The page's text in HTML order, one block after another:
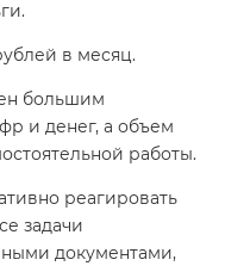
в месяц.
большим
и денег, а объем
работы.
реагировать
задачи
документами,